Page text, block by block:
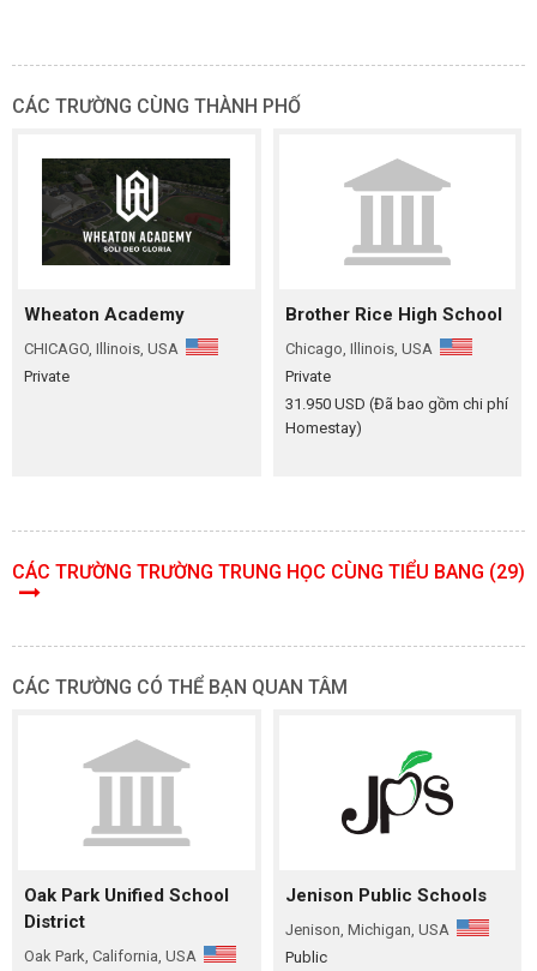
CÁC TRƯỜNG CÙNG THÀNH PHỐ
Wheaton Academy
CHICAGO, Illinois, USA
Private
Brother Rice High School
Chicago, Illinois, USA
Private
31.950 USD (Đã bao gồm chi phí
Homestay)
CÁC TRƯỜNG TRƯỜNG TRUNG HỌC CÙNG TIỂU BANG (29)
CÁC TRƯỜNG CÓ THỂ BẠN QUAN TÂM
Oak Park Unified School
District
Oak Park, California, USA
Jenison Public Schools
Jenison, Michigan, USA
Public